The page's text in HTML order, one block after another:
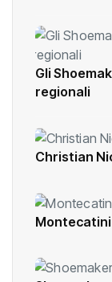
Gli
regionali
Christian